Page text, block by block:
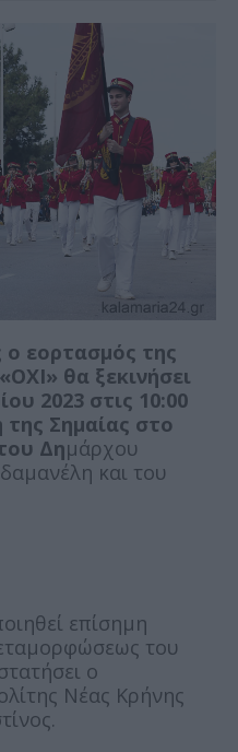
εορτασμός της
θα ξεκινήσει
2023 στις 10:00
Σημαίας στο
Δημάρχου
και του
επίσημη
του
ο
Νέας Κρήνης